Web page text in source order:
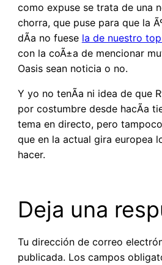
como expuse se trata de una
chorra, que puse para que la
dÃ­a no fuese la de nuestro
con la coÃ±a de mencionar
Oasis sean noticia o no.
Y yo no tenÃ­a ni idea de que
por costumbre desde hacÃ­a
tema en directo, pero
que en la actual gira europea
hacer.
Deja una
Tu dirección de correo
publicada. Los campos